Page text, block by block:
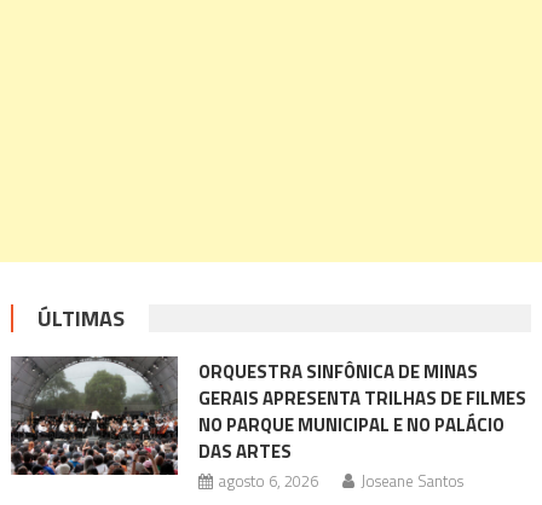
ÚLTIMAS
ORQUESTRA SINFÔNICA DE MINAS
GERAIS APRESENTA TRILHAS DE FILMES
NO PARQUE MUNICIPAL E NO PALÁCIO
DAS ARTES
agosto 6, 2026 Joseane Santos